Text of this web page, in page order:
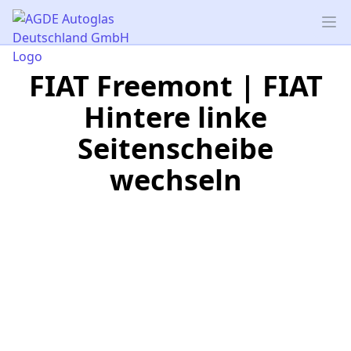
AGDE Autoglas Deutschland GmbH
FIAT Freemont | FIAT
Hintere linke
Seitenscheibe
wechseln